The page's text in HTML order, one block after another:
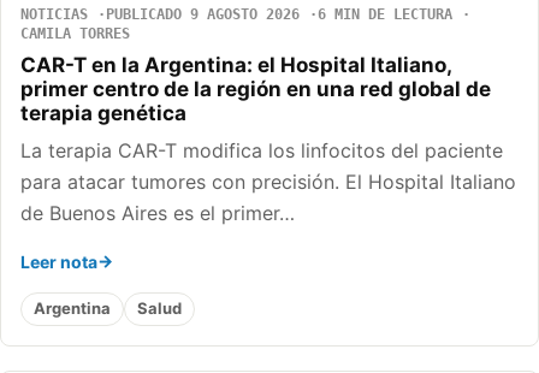
NOTICIAS PUBLICADO 9 AGOSTO 2026
6 MIN DE LECTURA
CAMILA TORRES
CAR-T en la Argentina: el Hospital Italiano,
primer centro de la región en una red global de
terapia genética
La terapia CAR-T modifica los linfocitos del paciente
para atacar tumores con precisión. El Hospital Italiano
de Buenos Aires es el primer…
Leer nota
Argentina Salud